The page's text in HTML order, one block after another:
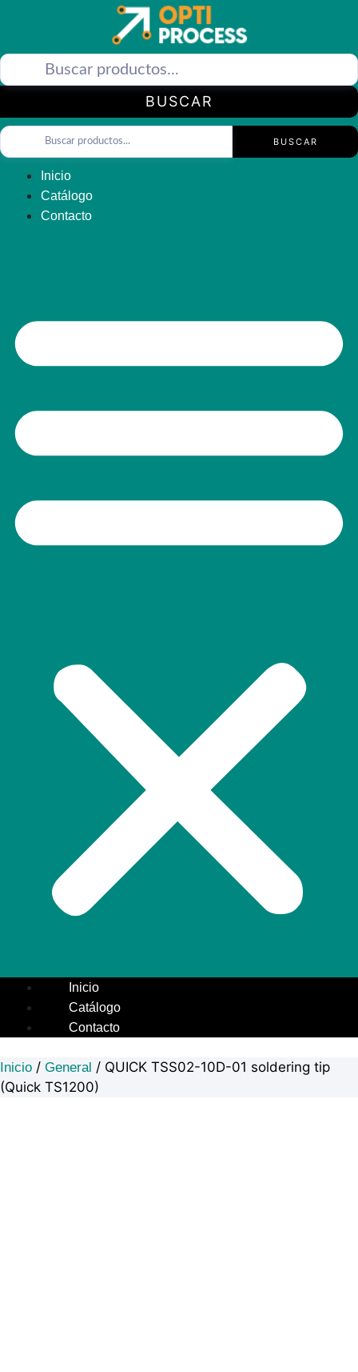
BUSCAR
BUSCAR
Inicio
Catálogo
Contacto
Inicio
Catálogo
Contacto
Inicio / General / QUICK TSS02-10D-01 soldering tip
(Quick TS1200)